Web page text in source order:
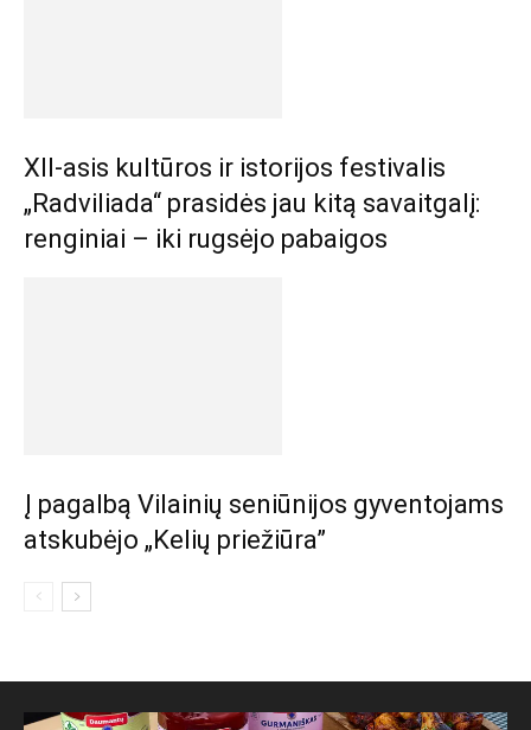
XII-asis kultūros ir istorijos festivalis
„Radviliada“ prasidės jau kitą savaitgalį:
renginiai – iki rugsėjo pabaigos
Į pagalbą Vilainių seniūnijos gyventojams
atskubėjo „Kelių priežiūra”